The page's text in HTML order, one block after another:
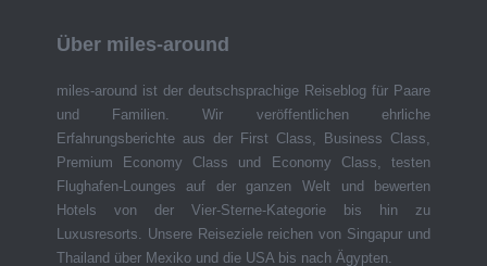
Über miles-around
miles-around ist der deutschsprachige Reiseblog für Paare
und Familien. Wir veröffentlichen ehrliche
Erfahrungsberichte aus der First Class, Business Class,
Premium Economy Class und Economy Class, testen
Flughafen-Lounges auf der ganzen Welt und bewerten
Hotels von der Vier-Sterne-Kategorie bis hin zu
Luxusresorts. Unsere Reiseziele reichen von Singapur und
Thailand über Mexiko und die USA bis nach Ägypten.